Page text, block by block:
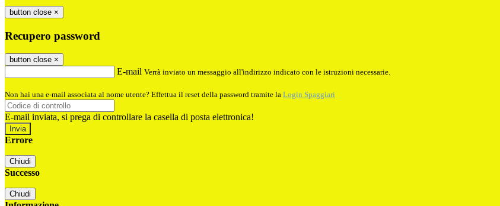
button close ×
Recupero password
button close ×
E-mail Verrà inviato un messaggio all'indirizzo indicato con le istruzioni necessarie.
Non hai una e-mail associata al nome utente? Effettua il reset della password tramite la Login Spaggiari
E-mail inviata, si prega di controllare la casella di posta elettronica!
Errore
Chiudi
Successo
Chiudi